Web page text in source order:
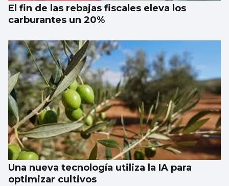
El fin de las rebajas fiscales eleva los
carburantes un 20%
Una nueva tecnología utiliza la IA para
optimizar cultivos